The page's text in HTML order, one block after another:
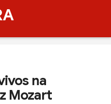
na
Mozart